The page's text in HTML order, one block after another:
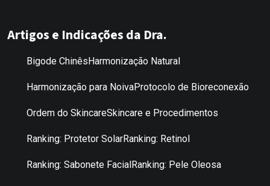
Artigos e Indicações da Dra.
Bigode ChinêsHarmonização Natural
Harmonização para NoivaProtocolo de Bioreconexão
Ordem do SkincareSkincare e Procedimentos
Ranking: Protetor SolarRanking: Retinol
Ranking: Sabonete FacialRanking: Pele Oleosa